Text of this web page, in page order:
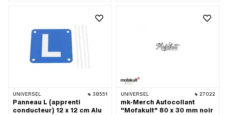
Résistance: résistant à l’essence ·
Transferfolie: Oui · Largeur: 120 mm ·
Hauteur: 30 mm
UNIVERSEL 38551
Panneau L (apprenti
conducteur) 12 x 12 cm Alu
UNIVERSEL 27022
mk-Merch Autocollant
"Mofakult" 80 x 30 mm noir